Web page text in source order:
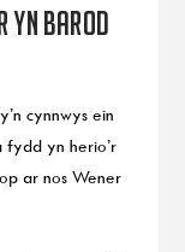
yn barod
cynnwys ein
fydd yn herio’r
ar nos Wener